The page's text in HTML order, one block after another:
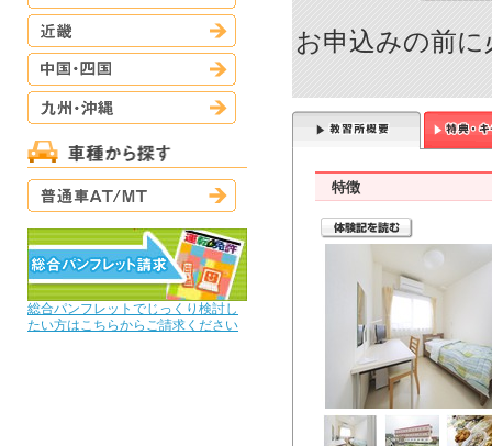
九州・沖縄
総合パンフレットでじっくり検討し
たい方はこちらからご請求ください
お申込みの前
特徴